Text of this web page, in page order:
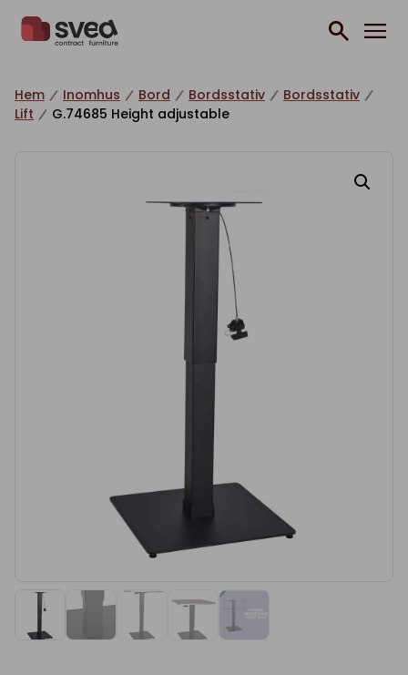
Hem Inomhus Bord Bordsstativ
Bordsstativ
Lift
G.74685 Height adjustable